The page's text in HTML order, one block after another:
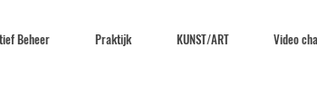
Beheer Praktijk KUNST/ART Video